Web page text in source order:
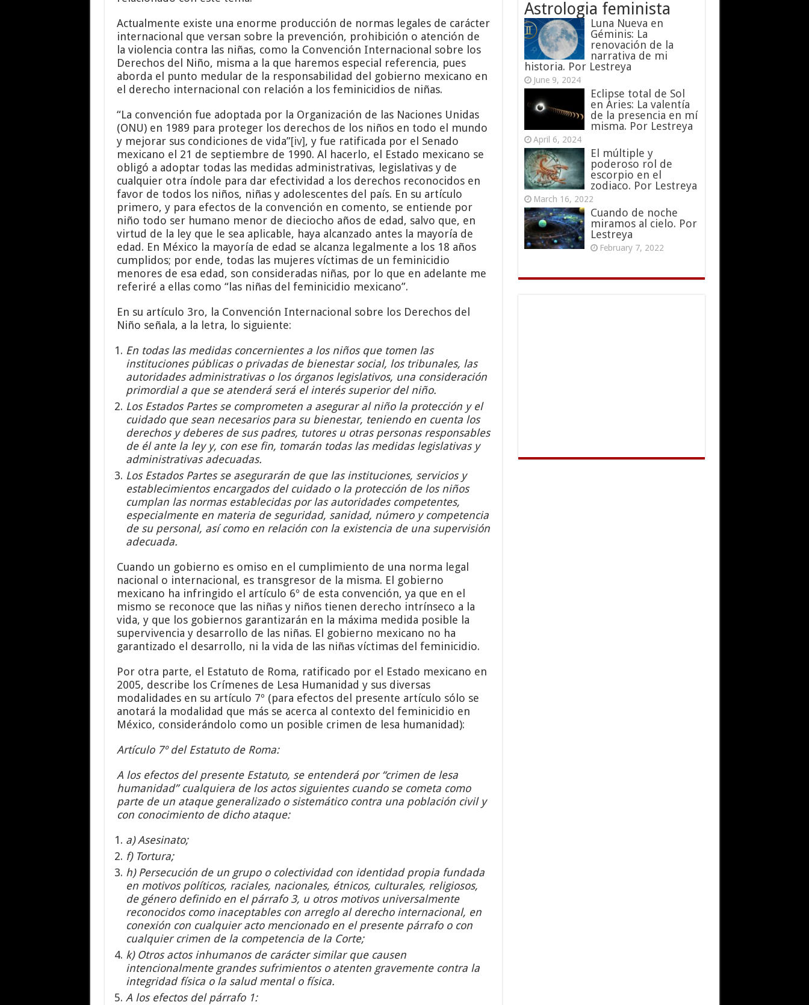
Actualmente existe una enorme producción de normas legales de carácter
internacional que versan sobre la prevención, prohibición o atención de
la violencia contra las niñas, como la Convención Internacional sobre los
Derechos del Niño, misma a la que haremos especial referencia, pues
aborda el punto medular de la responsabilidad del gobierno mexicano en
el derecho internacional con relación a los feminicidios de niñas.
“La convención fue adoptada por la Organización de las Naciones Unidas
(ONU) en 1989 para proteger los derechos de los niños en todo el mundo
y mejorar sus condiciones de vida”[iv], y fue ratificada por el Senado
mexicano el 21 de septiembre de 1990. Al hacerlo, el Estado mexicano se
obligó a adoptar todas las medidas administrativas, legislativas y de
cualquier otra índole para dar efectividad a los derechos reconocidos en
favor de todos los niños, niñas y adolescentes del país. En su artículo
primero, y para efectos de la convención en comento, se entiende por
niño todo ser humano menor de dieciocho años de edad, salvo que, en
virtud de la ley que le sea aplicable, haya alcanzado antes la mayoría de
edad. En México la mayoría de edad se alcanza legalmente a los 18 años
cumplidos; por ende, todas las mujeres víctimas de un feminicidio
menores de esa edad, son consideradas niñas, por lo que en adelante me
referiré a ellas como “las niñas del feminicidio mexicano”.
En su artículo 3ro, la Convención Internacional sobre los Derechos del
Niño señala, a la letra, lo siguiente:
En todas las medidas concernientes a los niños que tomen las
instituciones públicas o privadas de bienestar social, los tribunales, las
autoridades administrativas o los órganos legislativos, una consideración
primordial a que se atenderá será el interés superior del niño.
Los Estados Partes se comprometen a asegurar al niño la protección y el
cuidado que sean necesarios para su bienestar, teniendo en cuenta los
derechos y deberes de sus padres, tutores u otras personas responsables
de él ante la ley y, con ese fin, tomarán todas las medidas legislativas y
administrativas adecuadas.
Los Estados Partes se asegurarán de que las instituciones, servicios y
establecimientos encargados del cuidado o la protección de los niños
cumplan las normas establecidas por las autoridades competentes,
especialmente en materia de seguridad, sanidad, número y competencia
de su personal, así como en relación con la existencia de una supervisión
adecuada.
Cuando un gobierno es omiso en el cumplimiento de una norma legal
nacional o internacional, es transgresor de la misma. El gobierno
mexicano ha infringido el artículo 6º de esta convención, ya que en el
mismo se reconoce que las niñas y niños tienen derecho intrínseco a la
vida, y que los gobiernos garantizarán en la máxima medida posible la
supervivencia y desarrollo de las niñas. El gobierno mexicano no ha
garantizado el desarrollo, ni la vida de las niñas víctimas del feminicidio.
Por otra parte, el Estatuto de Roma, ratificado por el Estado mexicano en
2005, describe los Crímenes de Lesa Humanidad y sus diversas
modalidades en su artículo 7º (para efectos del presente artículo sólo se
anotará la modalidad que más se acerca al contexto del feminicidio en
México, considerándolo como un posible crimen de lesa humanidad):
Artículo 7º del Estatuto de Roma:
A los efectos del presente Estatuto, se entenderá por “crimen de lesa
humanidad” cualquiera de los actos siguientes cuando se cometa como
parte de un ataque generalizado o sistemático contra una población civil y
con conocimiento de dicho ataque:
a) Asesinato;
f) Tortura;
h) Persecución de un grupo o colectividad con identidad propia fundada
en motivos políticos, raciales, nacionales, étnicos, culturales, religiosos,
de género definido en el párrafo 3, u otros motivos universalmente
reconocidos como inaceptables con arreglo al derecho internacional, en
conexión con cualquier acto mencionado en el presente párrafo o con
cualquier crimen de la competencia de la Corte;
k) Otros actos inhumanos de carácter similar que causen
intencionalmente grandes sufrimientos o atenten gravemente contra la
integridad física o la salud mental o física.
A los efectos del párrafo 1:
Astrologia feminista
Luna Nueva en
Géminis: La
renovación de la
narrativa de mi
historia. Por Lestreya
June 9, 2024
Eclipse total de Sol
en Aries: La valentía
de la presencia en mí
misma. Por Lestreya
April 6, 2024
El múltiple y
poderoso rol de
escorpio en el
zodiaco. Por Lestreya
March 16, 2022
Cuando de noche
miramos al cielo. Por
Lestreya
February 7, 2022